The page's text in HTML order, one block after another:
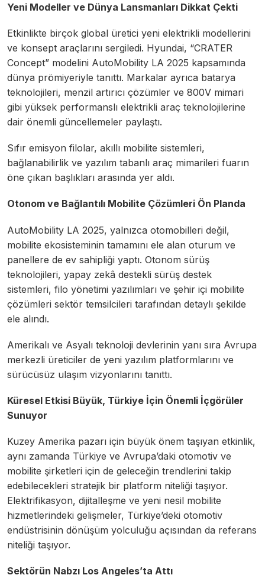
Yeni Modeller ve Dünya Lansmanları Dikkat Çekti
Etkinlikte birçok global üretici yeni elektrikli modellerini
ve konsept araçlarını sergiledi. Hyundai, “CRATER
Concept” modelini AutoMobility LA 2025 kapsamında
dünya prömiyeriyle tanıttı. Markalar ayrıca batarya
teknolojileri, menzil artırıcı çözümler ve 800V mimari
gibi yüksek performanslı elektrikli araç teknolojilerine
dair önemli güncellemeler paylaştı.
Sıfır emisyon filolar, akıllı mobilite sistemleri,
bağlanabilirlik ve yazılım tabanlı araç mimarileri fuarın
öne çıkan başlıkları arasında yer aldı.
Otonom ve Bağlantılı Mobilite Çözümleri Ön Planda
AutoMobility LA 2025, yalnızca otomobilleri değil,
mobilite ekosisteminin tamamını ele alan oturum ve
panellere de ev sahipliği yaptı. Otonom sürüş
teknolojileri, yapay zekâ destekli sürüş destek
sistemleri, filo yönetimi yazılımları ve şehir içi mobilite
çözümleri sektör temsilcileri tarafından detaylı şekilde
ele alındı.
Amerikalı ve Asyalı teknoloji devlerinin yanı sıra Avrupa
merkezli üreticiler de yeni yazılım platformlarını ve
sürücüsüz ulaşım vizyonlarını tanıttı.
Küresel Etkisi Büyük, Türkiye İçin Önemli İçgörüler
Sunuyor
Kuzey Amerika pazarı için büyük önem taşıyan etkinlik,
aynı zamanda Türkiye ve Avrupa’daki otomotiv ve
mobilite şirketleri için de geleceğin trendlerini takip
edebilecekleri stratejik bir platform niteliği taşıyor.
Elektrifikasyon, dijitalleşme ve yeni nesil mobilite
hizmetlerindeki gelişmeler, Türkiye’deki otomotiv
endüstrisinin dönüşüm yolculuğu açısından da referans
niteliği taşıyor.
Sektörün Nabzı Los Angeles’ta Attı